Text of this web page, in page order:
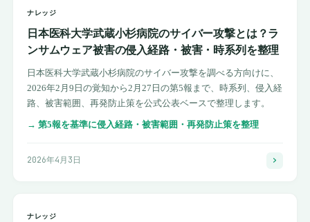
ナレッジ
日本医科大学武蔵小杉病院のサイバー攻撃とは？ラ
ンサムウェア被害の侵入経路・被害・時系列を整理
日本医科大学武蔵小杉病院のサイバー攻撃を調べる方向けに、
2026年2月9日の覚知から2月27日の第5報まで、時系列、侵入経
路、被害範囲、再発防止策を公式公表ベースで整理します。
→ 第5報を基準に侵入経路・被害範囲・再発防止策を整理
2026年4月3日
ナレッジ